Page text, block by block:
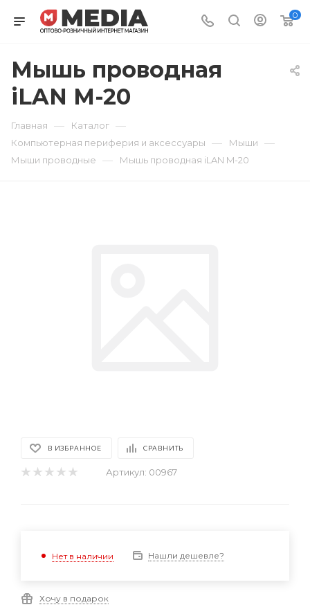
0
Мышь проводная
iLAN M-20
Главная — Каталог —
Компьютерная периферия и аксессуары — Мыши —
Мыши проводные — Мышь проводная iLAN M-20
В ИЗБРАННОЕ СРАВНИТЬ
Артикул: 00967
Нет в наличии Нашли дешевле?
Хочу в подарок